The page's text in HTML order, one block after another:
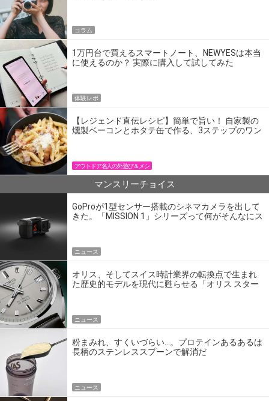
コラム
1万円台で買えるスマートノート、NEWYESは本当
に使えるのか？ 実際に購入して試してみた
体験レポ
【レジェンド直伝レシピ】簡単で旨い！ 自家製の
燻製ベーコンとホタテ缶で作る、3ステップのワン
アウトドア名人の外遊び＆メシ
マンスリーチョイス
GoProが1型センサー搭載のシネマカメラを出して
きた。「MISSION 1」シリーズって何がそんなにス
ニュース
オリス、そしてスイス時計業界の転換点で生まれ
た歴史的モデルを現代に甦らせる「オリス スター
ニュース
粉まみれ、すくいづらい…。プロテインあるあるは
長柄のステンレススプーンで解消だ
ニュース